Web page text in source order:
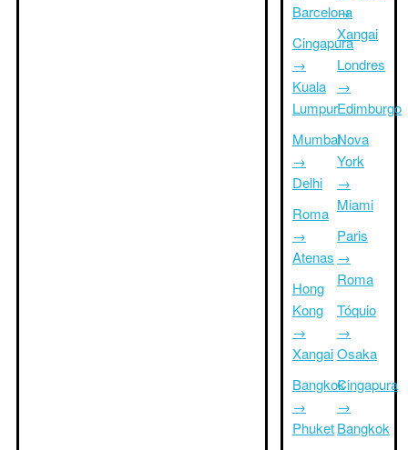
Barcelona
Cingapura
→
Kuala
Lumpur
Mumbai
→
Delhi
Roma
→
Atenas
Hong
Kong
→
Xangai
Bangkok
→
Phuket
→
Xangai
Londres
→
Edimburgo
Nova
York
→
Miami
Paris
→
Roma
Tóquio
→
Osaka
Cingapura
→
Bangkok